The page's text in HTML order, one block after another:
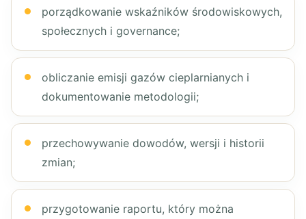
porządkowanie wskaźników środowiskowych,
społecznych i governance;
obliczanie emisji gazów cieplarnianych i
dokumentowanie metodologii;
przechowywanie dowodów, wersji i historii
zmian;
przygotowanie raportu, który można